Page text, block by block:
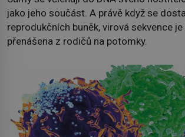
jako jeho součást. A právě když se
reprodukčních buněk, virová sekvence
přenášena z rodičů na potomky.